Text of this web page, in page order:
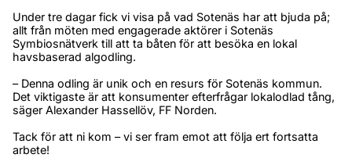
Under tre dagar fick vi visa på vad Sotenäs har att bjuda på;
allt från möten med engagerade aktörer i Sotenäs
Symbiosnätverk till att ta båten för att besöka en lokal
havsbaserad algodling.
– Denna odling är unik och en resurs för Sotenäs kommun.
Det viktigaste är att konsumenter efterfrågar lokalodlad tång,
säger Alexander Hassellöv, FF Norden.
Tack för att ni kom – vi ser fram emot att följa ert fortsatta
arbete!